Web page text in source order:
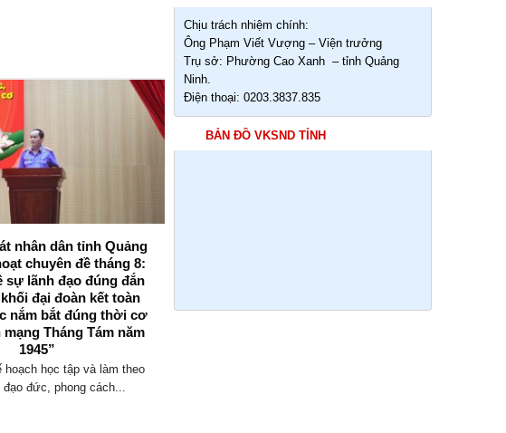
nhân dân tỉnh Quảng
chuyên đề tháng 8:
sự lãnh đạo đúng đắn
đại đoàn kết toàn
nắm bắt đúng thời cơ
Tháng Tám năm
1945”
hoạch học tập và làm theo
đức, phong cách...
04
Chịu trách nhiệm chính:
Ông Phạm Viết Vượng – Viện trưởng
Trụ sở: Phường Cao Xanh – tỉnh Quảng
Ninh.
Điện thoại: 0203.3837.835
BẢN ĐỒ VKSND TỈNH